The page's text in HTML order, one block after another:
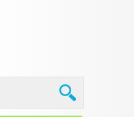
Privacy Policy